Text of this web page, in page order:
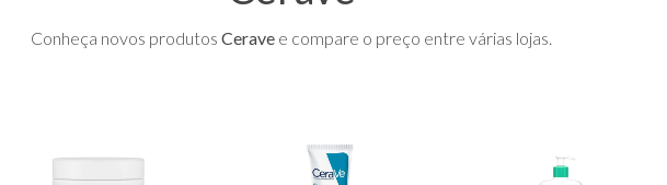
Conheça novos produtos Cerave e compare o preço entre várias lojas.